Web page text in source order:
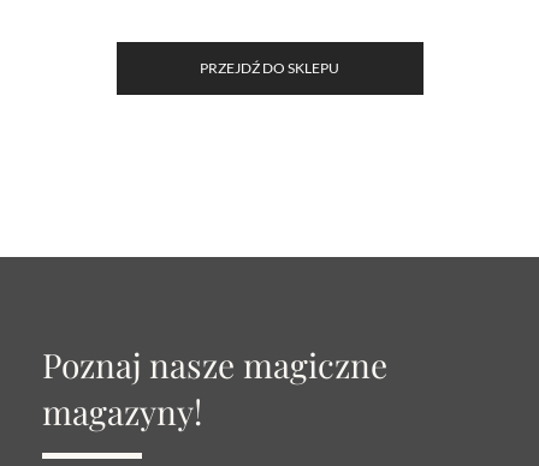
PRZEJDŹ DO SKLEPU
Poznaj nasze magiczne
magazyny!